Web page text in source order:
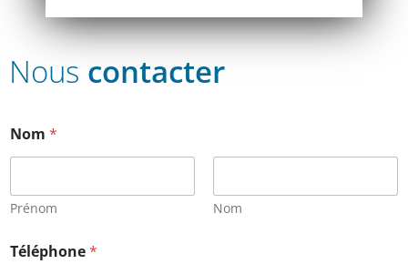
Nous contacter
Nom *
Prénom Nom
Téléphone*